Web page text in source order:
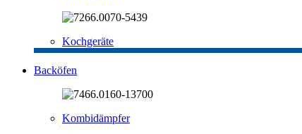
Kochgeräte
Backöfen
Kombidämpfer